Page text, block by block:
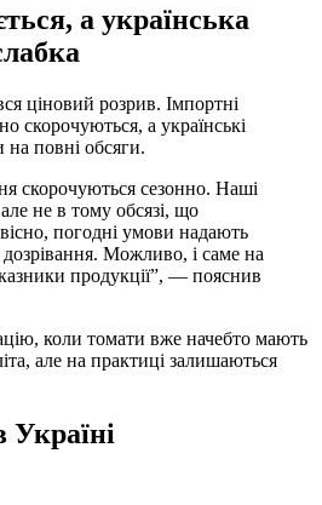
а українська
ціновий розрив. Імпортні
скорочуються, а українські
повні обсяги.
скорочуються сезонно. Наші
не в тому обсязі, що
погодні умови надають
Можливо, і саме на
продукції”, — пояснив
коли томати вже начебто мають
але на практиці залишаються
Україні